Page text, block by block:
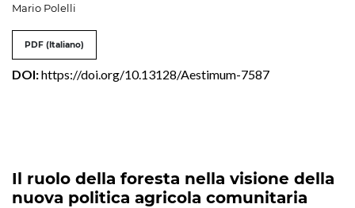
Mario Polelli
PDF (Italiano)
DOI:https://doi.org/10.13128/Aestimum-7587
Il ruolo della foresta nella visione della
nuova politica agricola comunitaria